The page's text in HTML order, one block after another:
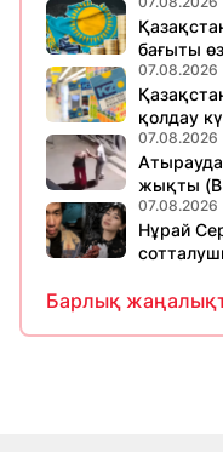
бағыты
07.08.2026
қолдау
07.08.2026
Атырауда
жықты
07.08.2026
Нұрай
Барлық